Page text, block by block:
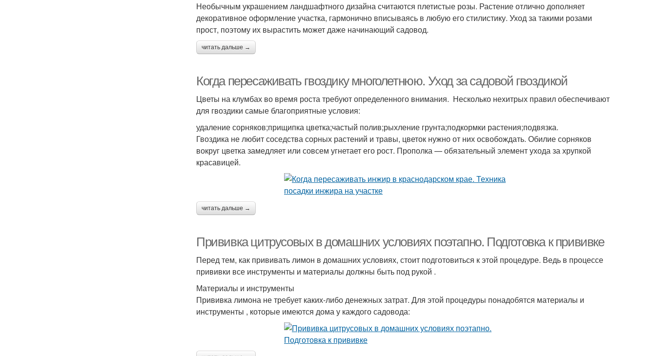
Необычным украшением ландшафтного дизайна считаются плетистые розы. Растение отлично дополняет
декоративное оформление участка, гармонично вписываясь в любую его стилистику. Уход за такими розами
прост, поэтому их вырастить может даже начинающий садовод.
читать дальше →
Когда пересаживать гвоздику многолетнюю. Уход за садовой гвоздикой
Цветы на клумбах во время роста требуют определенного внимания. Несколько нехитрых правил обеспечивают
для гвоздики самые благоприятные условия:
удаление сорняков;прищипка цветка;частый полив;рыхление грунта;подкормки растения;подвязка.
Гвоздика не любит соседства сорных растений и травы, цветок нужно от них освобождать. Обилие сорняков
вокруг цветка замедляет или совсем угнетает его рост. Прополка — обязательный элемент ухода за хрупкой
красавицей.
читать дальше →
Прививка цитрусовых в домашних условиях поэтапно. Подготовка к прививке
Перед тем, как прививать лимон в домашних условиях, стоит подготовиться к этой процедуре. Ведь в процессе
прививки все инструменты и материалы должны быть под рукой .
Материалы и инструменты
Прививка лимона не требует каких-либо денежных затрат. Для этой процедуры понадобятся материалы и
инструменты , которые имеются дома у каждого садовода: